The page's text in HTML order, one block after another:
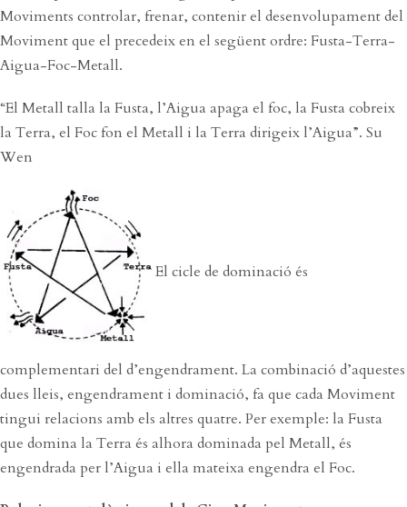
Moviments controlar, frenar, contenir el desenvolupament del
Moviment que el precedeix en el següent ordre: Fusta-Terra-
Aigua-Foc-Metall.
“El Metall talla la Fusta, l’Aigua apaga el foc, la Fusta cobreix
la Terra, el Foc fon el Metall i la Terra dirigeix l’Aigua”. Su
Wen
El cicle de dominació és
complementari del d’engendrament. La combinació d’aquestes
dues lleis, engendrament i dominació, fa que cada Moviment
tingui relacions amb els altres quatre. Per exemple: la Fusta
que domina la Terra és alhora dominada pel Metall, és
engendrada per l’Aigua i ella mateixa engendra el Foc.